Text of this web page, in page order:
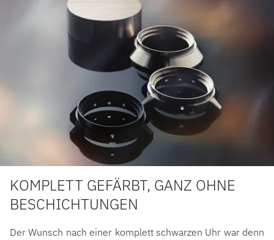
KOMPLETT GEFÄRBT, GANZ OHNE
BESCHICHTUNGEN
Der Wunsch nach einer komplett schwarzen Uhr war denn